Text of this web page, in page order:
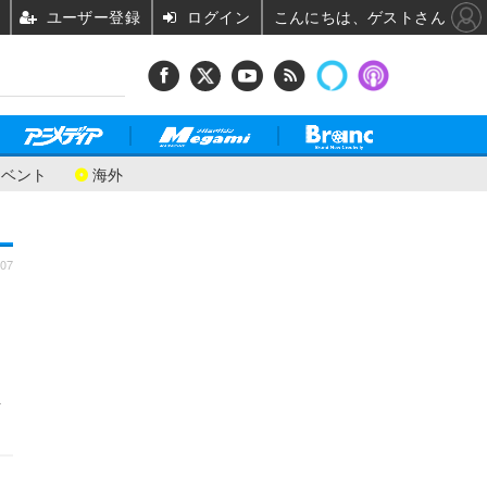
ント 海外
ユーザー登録 ログイン こんにちは、ゲストさん